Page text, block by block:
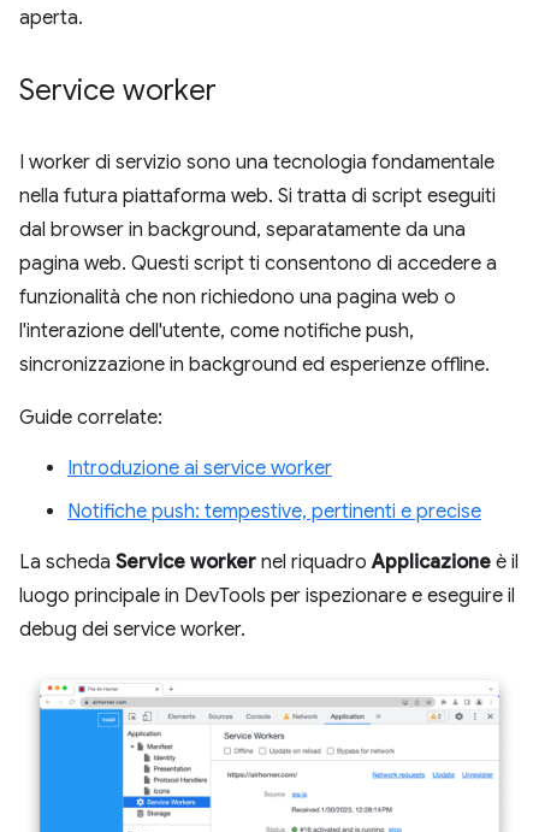
aperta.
Service worker
I worker di servizio sono una tecnologia fondamentale
nella futura piattaforma web. Si tratta di script eseguiti
dal browser in background, separatamente da una
pagina web. Questi script ti consentono di accedere a
funzionalità che non richiedono una pagina web o
l'interazione dell'utente, come notifiche push,
sincronizzazione in background ed esperienze offline.
Guide correlate:
Introduzione ai service worker
Notifiche push: tempestive, pertinenti e precise
La scheda Service worker nel riquadroApplicazione è il
luogo principale in DevTools per ispezionare e eseguire il
debug dei service worker.